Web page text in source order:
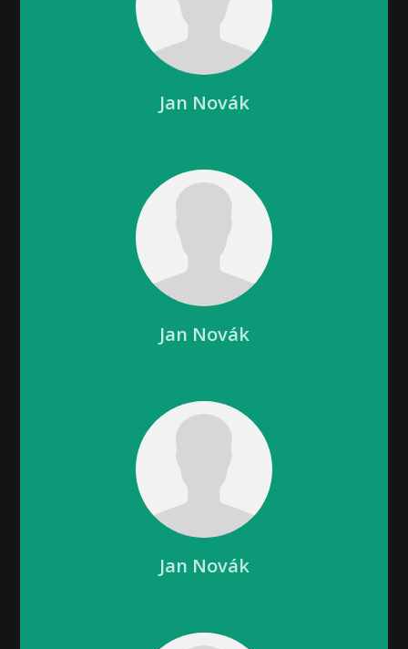
Jan Novák
Jan Novák
Jan Novák